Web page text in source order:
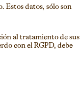
Estos datos, sólo son
al tratamiento de sus
con el RGPD, debe